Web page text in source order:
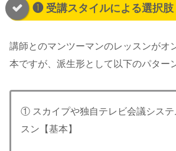
❶ 受講スタイルによる選択肢
講師とのマンツーマンのレッスンがオ
本ですが、派生形として以下のパター
① スカイプや独自テレビ会議システ
スン【基本】